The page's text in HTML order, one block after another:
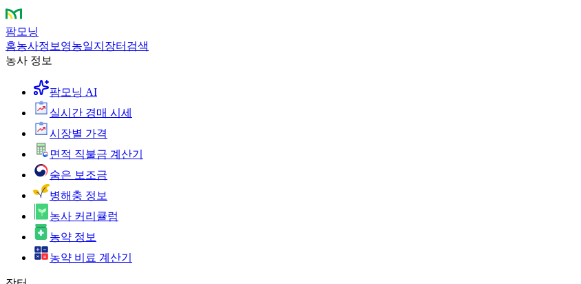
팜모닝
홈농사정보 영농일지 장터 검색
농사 정보
팜모닝 AI
실시간 경매 시세
시장별 가격
면적 직불금 계산기
숨은 보조금
병해충 정보
농사 커리큘럼
농약 정보
농약 비료 계산기